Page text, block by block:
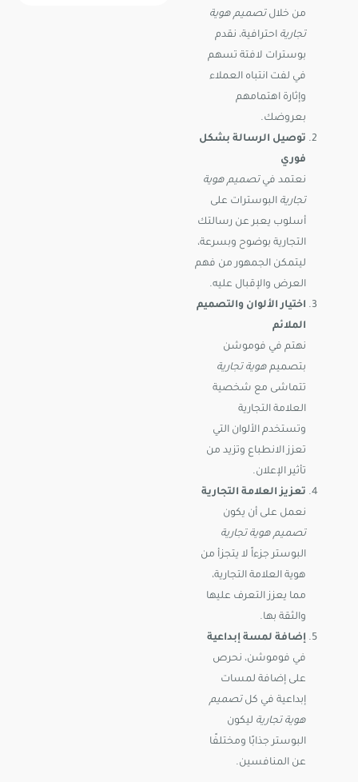
من خلالتصميم هوية
تجارية احترافية، نقدم
بوسترات لافتة تسهم
في لفت انتباه العملاء
وإثارة اهتمامهم
بعروضك.
توصيل الرسالة بشكل
فوري
نعتمد فيتصميم هوية
تجارية البوسترات على
أسلوب يعبر عن رسالتك
التجارية بوضوح وبسرعة،
ليتمكن الجمهور من فهم
العرض والإقبال عليه.
اختيار الألوان والتصميم
الملائم
نهتم في فوموشن
بتصميم هوية تجارية
تتماشى مع شخصية
العلامة التجارية
وتستخدم الألوان التي
تعزز الانطباع وتزيد من
تأثير الإعلان.
تعزيز العلامة التجارية
نعمل على أن يكون
تصميم هوية تجارية
البوستر جزءاً لا يتجزأ من
هوية العلامة التجارية،
مما يعزز التعرف عليها
والثقة بها.
إضافة لمسة إبداعية
في فوموشن، نحرص
على إضافة لمسات
إبداعية في كلتصميم
هوية تجارية ليكون
البوستر جذابًا ومختلفًا
عن المنافسين.